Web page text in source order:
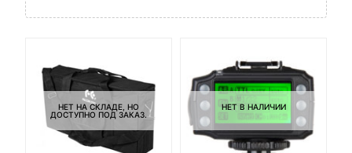
НЕТ НА СКЛАДЕ, НО
ДОСТУПНО ПОД ЗАКАЗ.
НЕТ В НАЛИЧИИ